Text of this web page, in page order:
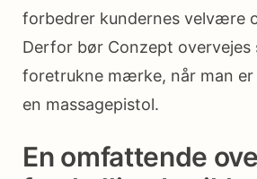
forbedrer kundernes velvære
Derfor bør Conzept overvejes
foretrukne mærke, når man
en massagepistol.
En omfattende